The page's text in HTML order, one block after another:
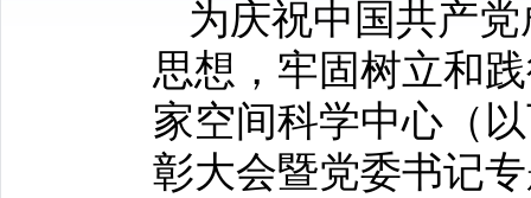
为庆祝中国共产
思想 ，牢固树立和
家空间科学中心 （
彰大会暨党委书记